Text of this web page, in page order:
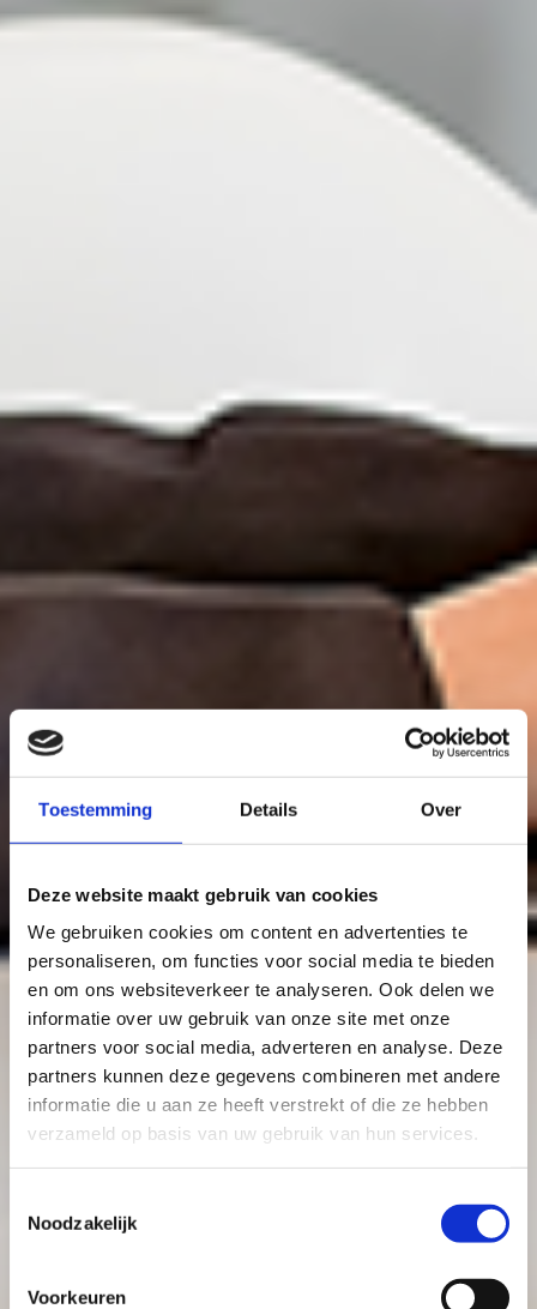
Toestemming Details Over
Deze website maakt gebruik van cookies
We gebruiken cookies om content en advertenties te
personaliseren, om functies voor social media te bieden
en om ons websiteverkeer te analyseren. Ook delen we
informatie over uw gebruik van onze site met onze
partners voor social media, adverteren en analyse. Deze
partners kunnen deze gegevens combineren met andere
informatie die u aan ze heeft verstrekt of die ze hebben
verzameld op basis van uw gebruik van hun services.
Noodzakelijk
Voorkeuren